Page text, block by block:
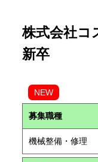
株式会社コ
新卒
NEW
募集職種
機械整備・修理